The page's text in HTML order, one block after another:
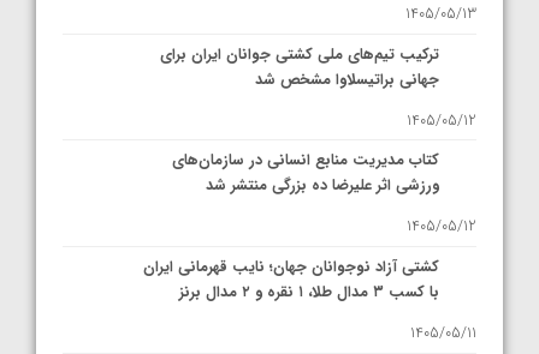
1405/05/13
ترکیب تیم‌های ملی کشتی جوانان ایران برای
جهانی براتیسلاوا مشخص شد
1405/05/12
کتاب مدیریت منابع انسانی در سازمان‌های
ورزشی اثر علیرضا ده بزرگی منتشر شد
1405/05/12
کشتی آزاد نوجوانان جهان؛ نایب قهرمانی ایران
با کسب ۳ مدال طلا، ۱ نقره و ۲ مدال برنز
1405/05/11